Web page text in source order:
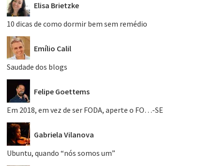
Elisa Brietzke
10 dicas de como dormir bem sem remédio
Emílio Calil
Saudade dos blogs
Felipe Goettems
Em 2018, em vez de ser FODA, aperte o FO…-SE
Gabriela Vilanova
Ubuntu, quando “nós somos um”